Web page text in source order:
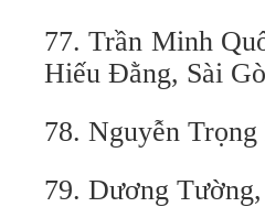
77. Trần Minh
Hiếu Đằng, Sài
78. Nguyễn
79. Dương